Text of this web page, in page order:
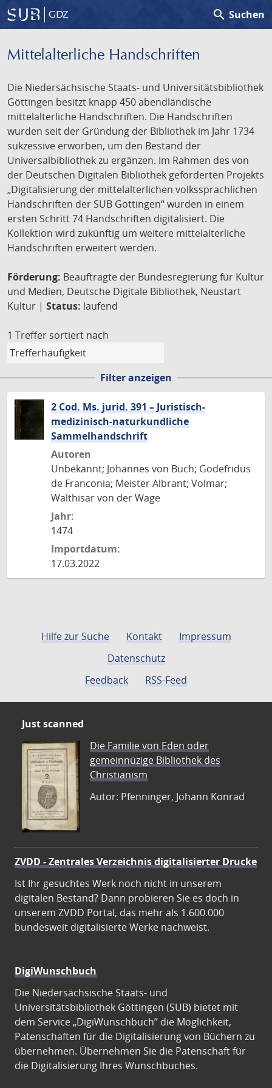
GDZ search Suchen
Mittelalterliche Handschriften
Die Niedersächsische Staats- und Universitätsbibliothek
Göttingen besitzt knapp 450 abendländische
mittelalterliche Handschriften. Die Handschriften
wurden seit der Gründung der Bibliothek im Jahr 1734
sukzessive erworben, um den Bestand der
Universalbibliothek zu ergänzen. Im Rahmen des von
der Deutschen Digitalen Bibliothek geförderten Projekts
„Digitalisierung der mittelalterlichen volkssprachlichen
Handschriften der SUB Göttingen“ wurden in einem
ersten Schritt 74 Handschriften digitalisiert. Die
Kollektion wird zukünftig um weitere mittelalterliche
Handschriften erweitert werden.
Förderung: Beauftragte der Bundesregierung für Kultur
und Medien, Deutsche Digitale Bibliothek, Neustart
Kultur | Status: laufend
1 Treffer sortiert nach
Filter anzeigen
2 Cod. Ms. jurid. 391 – Juristisch-
medizinisch-naturkundliche
Sammelhandschrift
Autoren
Unbekannt; Johannes von Buch; Godefridus
de Franconia; Meister Albrant; Volmar;
Walthisar von der Wage
Jahr:
1474
Importdatum:
17.03.2022
Hilfe zur Suche Kontakt
Impressum
Datenschutz
Feedback
RSS-Feed
Just scanned
Die Familie von Eden oder
gemeinnüzige Bibliothek des
Christianism
Autor: Pfenninger, Johann Konrad
ZVDD - Zentrales Verzeichnis digitalisierter Drucke
Ist Ihr gesuchtes Werk noch nicht in unserem
digitalen Bestand? Dann probieren Sie es doch in
unserem ZVDD Portal, das mehr als 1.600.000
bundesweit digitalisierte Werke nachweist.
DigiWunschbuch
Die Niedersächsische Staats- und
Universitätsbibliothek Göttingen (SUB) bietet mit
dem Service „DigiWunschbuch” die Möglichkeit,
Patenschaften für die Digitalisierung von Büchern zu
übernehmen. Übernehmen Sie die Patenschaft für
die Digitalisierung Ihres Wunschbuches.